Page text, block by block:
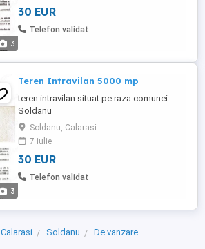
3
30 EUR
Telefon validat
3
Teren Intravilan 5000 mp
teren intravilan situat pe raza comunei
Soldanu
Soldanu, Calarasi
7 iulie
30 EUR
Telefon validat
Calarasi Soldanu
De vanzare